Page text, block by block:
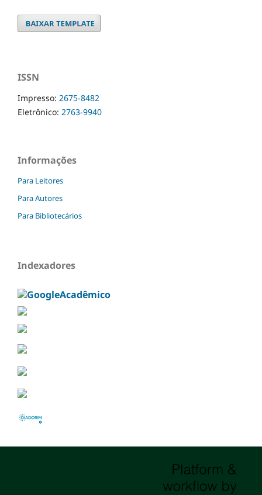
ISSN
Impresso: 2675-8482
Eletrônico: 2763-9940
Informações
Para Leitores
Para Autores
Para Bibliotecários
Indexadores